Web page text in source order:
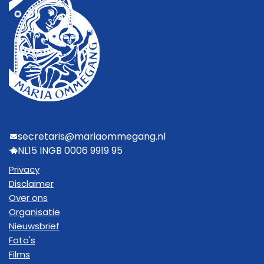
secretaris@mariaommegang.nl
NL15 INGB 0006 9919 95
Privacy
Disclaimer
Over ons
Organisatie
Nieuwsbrief
Foto's
Films